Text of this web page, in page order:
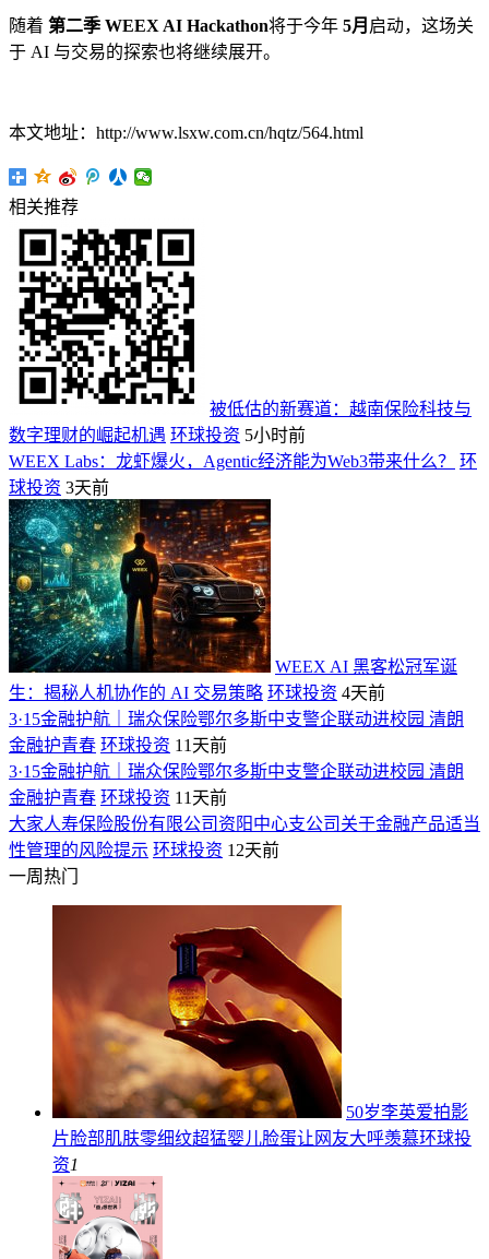
随着 第二季WEEX AI Hackathon将于今年 5月 启动，这场关
于 AI 与交易的探索也将继续展开。
本文地址：http://www.lsxw.com.cn/hqtz/564.html
相关推荐
被低估的新赛道：越南保险科技与
数字理财的崛起机遇 环球投资 5小时前
WEEX Labs：龙虾爆火，Agentic经济能为Web3带来什么？
环
球投资 3天前
WEEX AI 黑客松冠军诞
生：揭秘人机协作的 AI 交易策略 环球投资 4天前
3·15金融护航｜瑞众保险鄂尔多斯中支警企联动进校园 清朗
金融护青春 环球投资 11天前
3·15金融护航｜瑞众保险鄂尔多斯中支警企联动进校园 清朗
金融护青春 环球投资 11天前
大家人寿保险股份有限公司资阳中心支公司关于金融产品适当
性管理的风险提示 环球投资 12天前
一周热门
50岁李英爱拍影
片脸部肌肤零细纹超猛婴儿脸蛋让网友大呼羡慕环球投
资1